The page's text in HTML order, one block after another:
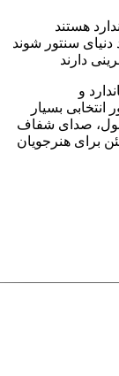
هستند
دنیای سنتور شوند
دارند
و
بسیار
صدای شفاف
برای هنرجویان